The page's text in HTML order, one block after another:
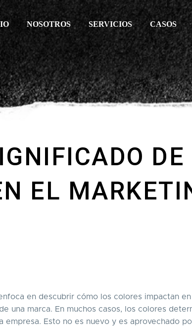
NOSOTROS SERVICIOS CASOS
DE
EL
en descubrir cómo los colores impactan
una marca. En muchos casos, los colores
empresa. Esto no es nuevo y es aprovechado